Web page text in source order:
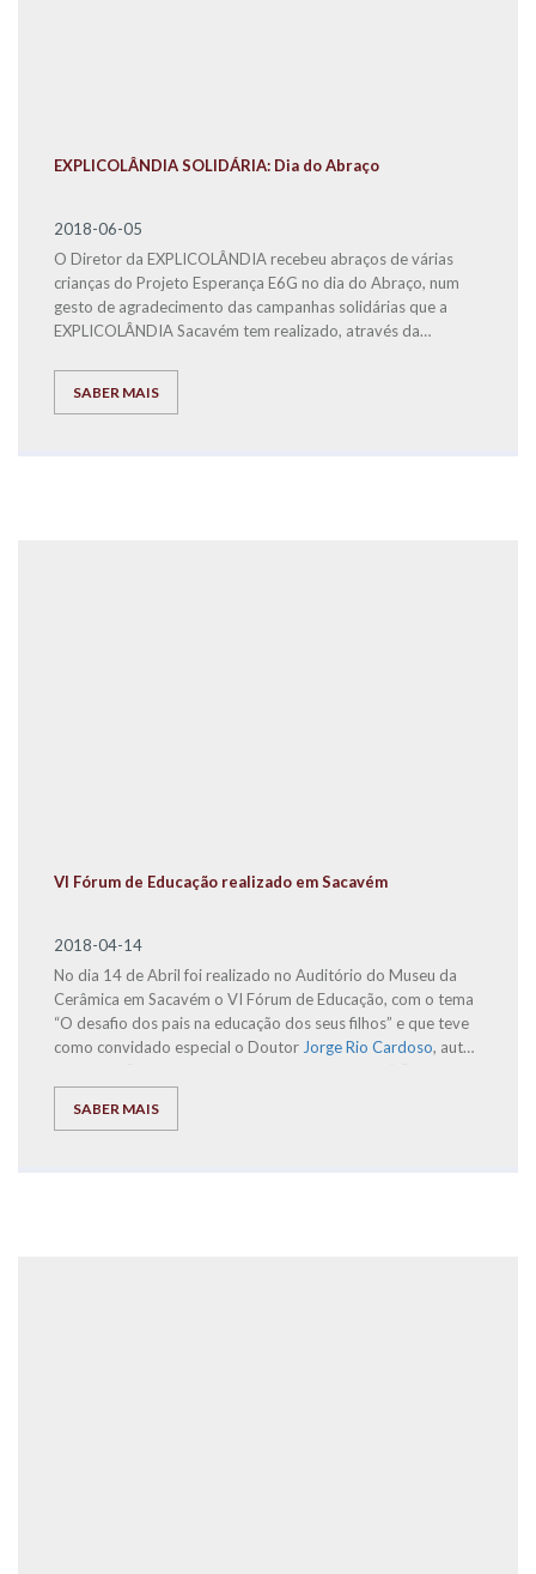
EXPLICOLÂNDIA SOLIDÁRIA: Dia do Abraço
2018-06-05
O Diretor da EXPLICOLÂNDIA recebeu abraços de várias
crianças do Projeto Esperança E6G no dia do Abraço, num
gesto de agradecimento das campanhas solidárias que a
EXPLICOLÂNDIA Sacavém tem realizado, através da
SABER MAIS
VI Fórum de Educação realizado em Sacavém
2018-04-14
No dia 14 de Abril foi realizado no Auditório do Museu da
Cerâmica em Sacavém o VI Fórum de Educação, com o tema
“O desafio dos pais na educação dos seus filhos” e que teve
como convidado especial o Doutor Jorge Rio Cardoso, autor
Universidade com Sucesso – ‘Bora lá?”, acompanhado por um
SABER MAIS